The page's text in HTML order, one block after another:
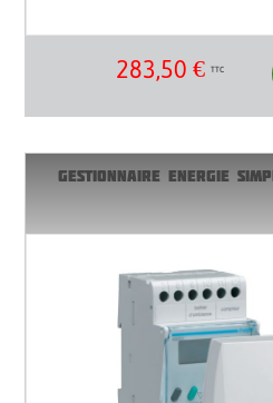
283,50 € TTC
GESTIONNAIRE ENERGIE